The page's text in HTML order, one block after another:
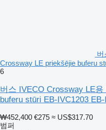
버
Crossway LE priekšējie buferu
6
버스 IVECO Crossway LE
buferu stūri EB-IVC1203
₩452,400 €275 ≈ US$317.70
범퍼